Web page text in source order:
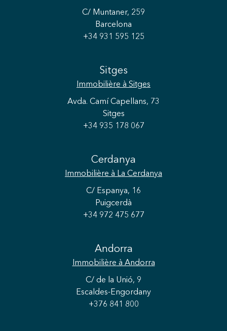
C/ Muntaner, 259
Barcelona
+34 931 595 125
Sitges
Immobilière à Sitges
Avda. Camí Capellans, 73
Sitges
+34 935 178 067
Cerdanya
Immobilière à La Cerdanya
C/ Espanya, 16
Puigcerdà
+34 972 475 677
Andorra
Immobilière à Andorra
C/ de la Unió, 9
Escaldes-Engordany
+376 841 800
Enregistrer les paramètres